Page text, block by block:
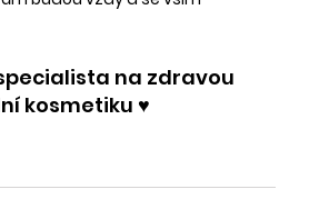
na zdravou
kosmetiku ♥️